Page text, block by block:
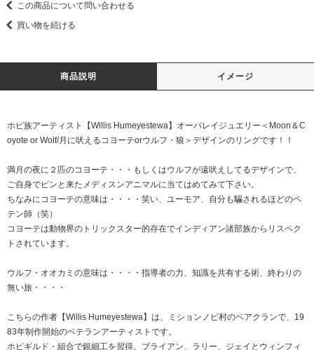
この商品について問い合わせる
買い物を続ける
商品説明 イメージ
ホピ族アーティスト【Willis Humeyestewa】オーバレイジュエリー＜Moon＆C
oyote or Wolf/月に吠えるコヨーテorウルフ・狼＞デザインのリングです！！
満月の夜に２匹のコヨーテ・・・もしくはウルフが遠吠えしてるデザインで、
ご自身でピンと来たメディスンアニマルに当てはめてみて下さい。
ちなみにコヨーテの意味は・・・・笑い、ユーモア、自分も騙されるほどのペ
テン師（笑）
コヨーテは動物界のトリックスター的存在でインディアン諸部族からリスペク
トされています。
ウルフ・オオカミの意味は・・・・指導者の力、知識を共有する術、終わりの
無い旅・・・・
こちらの作者【Willis Humeyestewa】は、ミションノビ村のベアクランで、19
83年制作開始のベテランアーティストです。
ホピギルド・組合で銀細工を習得。ブライアン、ラリー、ジェイとウィンフィ